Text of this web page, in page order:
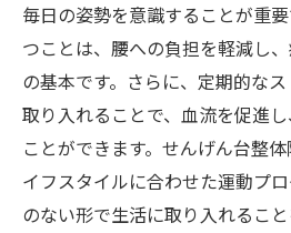
毎日の姿勢を意識することが重
つことは、腰への負担を軽減し
の基本です。さらに、定期的な
取り入れることで、血流を促進
ことができます。せんげん台整
イフスタイルに合わせた運動プ
のない形で生活に取り入れるこ